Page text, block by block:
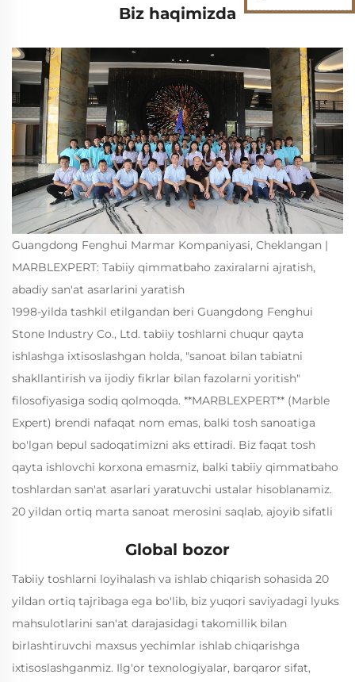
Biz haqimizda
Guangdong Fenghui Marmar Kompaniyasi, Cheklangan |
MARBLEXPERT: Tabiiy qimmatbaho zaxiralarni ajratish,
abadiy san'at asarlarini yaratish
1998-yilda tashkil etilgandan beri Guangdong Fenghui
Stone Industry Co., Ltd. tabiiy toshlarni chuqur qayta
ishlashga ixtisoslashgan holda, "sanoat bilan tabiatni
shakllantirish va ijodiy fikrlar bilan fazolarni yoritish"
filosofiyasiga sodiq qolmoqda. **MARBLEXPERT** (Marble
Expert) brendi nafaqat nom emas, balki tosh sanoatiga
bo'lgan bepul sadoqatimizni aks ettiradi. Biz faqat tosh
qayta ishlovchi korxona emasmiz, balki tabiiy qimmatbaho
toshlardan san'at asarlari yaratuvchi ustalar hisoblanamiz.
20 yildan ortiq marta sanoat merosini saqlab, ajoyib sifatli
Ikki o'ntalikdan ko'proq muddat barqaror o'sishdan so'ng,
Fenghui Stone Industry maxsus tosh qayta ishlovchi
zavoddan boshlab, ijodiy dizayn, aniq tadqiqot ishlari, ishlab
chiqarish imkoniyatlari hamda xalqaro xizmatlarni
birlashtirgan sanoat yetakchisiga aylandi. Har bir tabiiy
toshning noyob naqshlari, ranglari va tarkibiga ehtiyo bilan
Global bozor
Tabiiy toshlarni loyihalash va ishlab chiqarish sohasida 20
yildan ortiq tajribaga ega bo'lib, biz yuqori saviyadagi lyuks
mahsulotlarini san'at darajasidagi takomillik bilan
birlashtiruvchi maxsus yechimlar ishlab chiqarishga
ixtisoslashganmiz. Ilg'or texnologiyalar, barqaror sifat,